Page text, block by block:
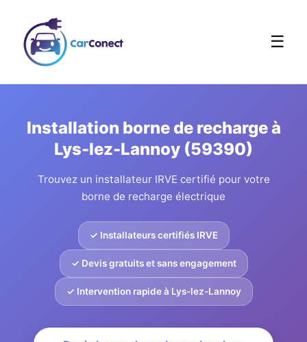
☰
Installation borne de recharge à
Lys-lez-Lannoy (59390)
Trouvez un installateur IRVE certifié pour votre
borne de recharge électrique
✓ Installateurs certifiés IRVE
✓ Devis gratuits et sans engagement
✓ Intervention rapide à Lys-lez-Lannoy